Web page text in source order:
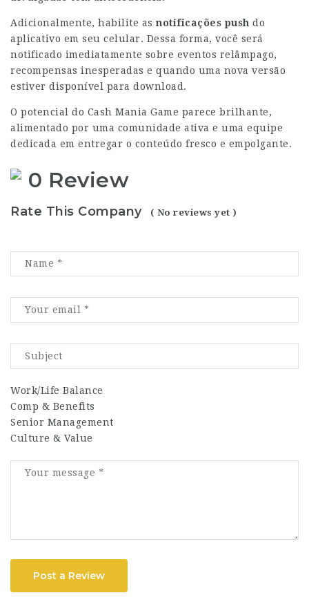
Adicionalmente, habilite as notificações push do
aplicativo em seu celular. Dessa forma, você será
notificado imediatamente sobre eventos relâmpago,
recompensas inesperadas e quando uma nova versão
estiver disponível para download.
O potencial do Cash Mania Game parece brilhante,
alimentado por uma comunidade ativa e uma equipe
dedicada em entregar o conteúdo fresco e empolgante.
0 Review
Rate This Company ( No reviews yet )
Work/Life Balance
Comp & Benefits
Senior Management
Culture & Value
Post a Review